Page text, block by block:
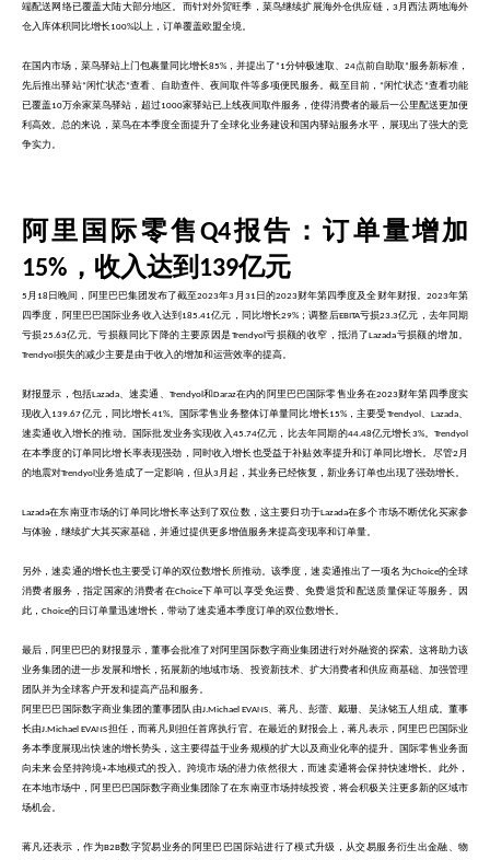
端配送网络已覆盖大陆大部分地区。而针对外贸旺季，菜鸟继续扩展海外仓供应链， 3月西法两地海外
仓入库体积同比增长100%以上，订单覆盖欧盟全境。
在国内市场，菜鸟驿站上门包裹量同比增长85% ，并提出了“1分钟极速取、 24点前自助取 ” 服务新标准，
先后推出驿站“闲忙状态”查看、自助查件、夜间取件等多项便民服务。截至目前，“闲忙状态 ”查看功能
已覆盖10万余家菜鸟驿站，超过1000家驿站已上线夜间取件服务，使得消费者的最后一公里配送更加便
利高效。总的来说，菜鸟在本季度全面提升了全球化业务建设和国内驿站服务水平，展现出了强大的竞
争实力。
阿里国际零售 Q4报告：订单量增加
15% ，收入达到 139亿元
5 月 18 日晚间，阿里巴巴集团发布了截至2023年3 月 31 日的2023财年第四季度及全财年财报。 2023年第
四季度，阿里巴巴国际业务收入达到 185.41亿元，同比增长29% ；调整后EBITA亏损23.3亿元，去年同期
亏损25.63亿元。亏损额同比下降的主要原因是 Trendyol 亏损额的收窄，抵消了Lazada亏损额的增加。
Trendyol 损失的减少主要是由于收入的增加和运营效率的提高。
财报显示，包括Lazada、速卖通、 Trendyol 和Daraz在内的阿里巴巴国际零售业务在2023财年第四季度实
现收入 139.67亿元，同比增长41%。国际零售业务整体订单量同比增长15%，主要受Trendyol 、 Lazada、
速卖通收入增长的推动。国际批发业务实现收入45.74亿元，比去年同期的44.48亿元增长3%。Trendyol
在本季度的订单同比增长率表现强劲，同时收入增长也受益于补贴效率提升和订单同比增长。尽管2月
的地震对Trendyol 业务造成了一定影响，但从3月起，其业务已经恢复，新业务订单也出现了强劲增长。
Lazada在东南亚市场的订单同比增长率达到了双位数，这主要归功于Lazada在多个市场不断优化买家参
与体验，继续扩大其买家基础，并通过提供更多增值服务来提高变现率和订单量。
另外，速卖通的增长也主要受订单的双位数增长所推动。该季度，速卖通推出了一项名为Choice的全球
消费者服务，指定国家的消费者在Choice下单可以享受免运费、免费退货和配送质量保证等服务。因
此， Choice的日订单量迅速增长，带动了速卖通本季度订单的双位数增长。
最后，阿里巴巴的财报显示，董事会批准了对阿里国际数字商业集团进行对外融资的探索。这将助力该
业务集团的进一步发展和增长，拓展新的地域市场、投资新技术、扩大消费者和供应商基础、加强管理
团队并为全球客户开发和提高产品和服务。
阿里巴巴国际数字商业集团的董事团队由J.Michael EVANS、蒋凡、彭蕾、戴珊、吴泳铭五人组成。董事
长由J.Michael EVANS担任，而蒋凡则担任首席执行官。在最近的财报会上，蒋凡表示，阿里巴巴国际业
务本季度展现出快速的增长势头，这主要得益于业务规模的扩大以及商业化率的提升。国际零售业务面
向未来会坚持跨境+本地模式的投入。跨境市场的潜力依然很大，而速卖通将会保持快速增长。此外，
在本地市场中，阿里巴巴国际数字商业集团除了在东南亚市场持续投资，将会积极关注更多新的区域市
场机会。
蒋凡还表示，作为B2B数字贸易业务的阿里巴巴国际站进行了模式升级，从交易服务衍生出金融、物